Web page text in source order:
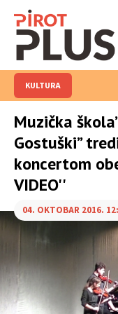
KULTURA
Muzička
Gostuški”
koncertom
VIDEO''
04. OKTOBAR 2016.